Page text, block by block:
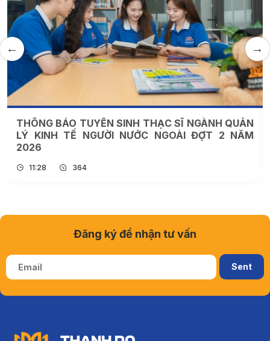
THÔNG BÁO TUYỂN SINH THẠC SĨ NGÀNH QUẢN
LÝ KINH TẾ NGƯỜI NƯỚC NGOÀI ĐỢT 2 NĂM
2026
11:28 364
Đăng ký để nhận tư vấn